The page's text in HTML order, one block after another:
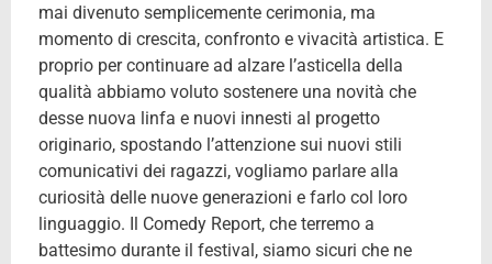
mai divenuto semplicemente cerimonia, ma
momento di crescita, confronto e vivacità artistica. E
proprio per continuare ad alzare l’asticella della
qualità abbiamo voluto sostenere una novità che
desse nuova linfa e nuovi innesti al progetto
originario, spostando l’attenzione sui nuovi stili
comunicativi dei ragazzi, vogliamo parlare alla
curiosità delle nuove generazioni e farlo col loro
linguaggio. Il Comedy Report, che terremo a
battesimo durante il festival, siamo sicuri che ne